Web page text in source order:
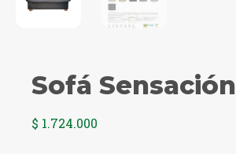
Sofá Sensación
$ 1.724.000